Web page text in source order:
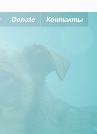
Donate Контакты